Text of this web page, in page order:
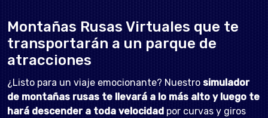
Montañas Rusas Virtuales que te
transportarán a un parque de
atracciones
¿Listo para un viaje emocionante? Nuestro simulador
de montañas rusas te llevará a lo más alto y luego te
hará descender a toda velocidad por curvas y giros